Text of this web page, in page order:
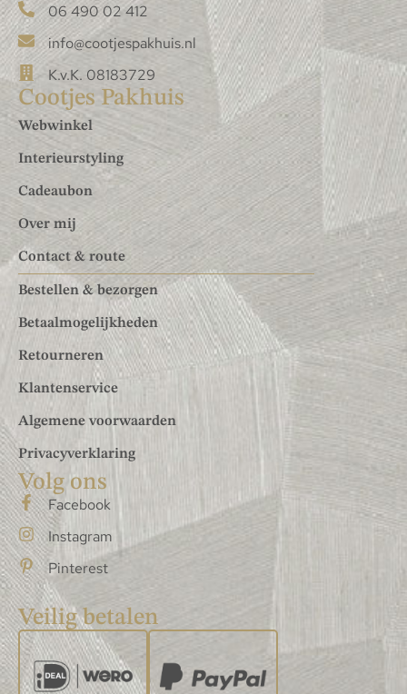
06 490 02 412
info@cootjespakhuis.nl
K.v.K. 08183729
Cootjes Pakhuis
Webwinkel
Interieurstyling
Cadeaubon
Over mij
Contact & route
Bestellen & bezorgen
Betaalmogelijkheden
Retourneren
Klantenservice
Algemene voorwaarden
Privacyverklaring
Volg ons
Facebook
Instagram
Pinterest
Veilig betalen